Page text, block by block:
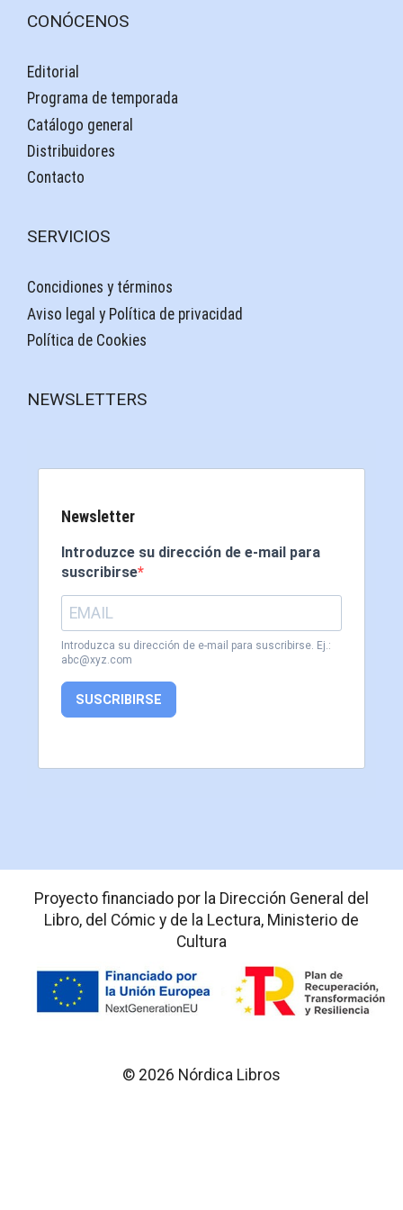
CONÓCENOS
Editorial
Programa de temporada
Catálogo general
Distribuidores
Contacto
SERVICIOS
Concidiones y términos
Aviso legal y Política de privacidad
Política de Cookies
NEWSLETTERS
Newsletter
Introduzce su dirección de e-mail para
suscribirse
Introduzca su dirección de e-mail para suscribirse. Ej.:
abc@xyz.com
SUSCRIBIRSE
Proyecto financiado por la Dirección General del
Libro, del Cómic y de la Lectura, Ministerio de
Cultura
© 2026 Nórdica Libros